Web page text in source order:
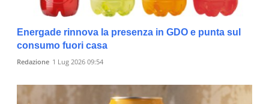
Energade rinnova la presenza in GDO e punta sul
consumo fuori casa
Redazione 1 Lug 2026 09:54